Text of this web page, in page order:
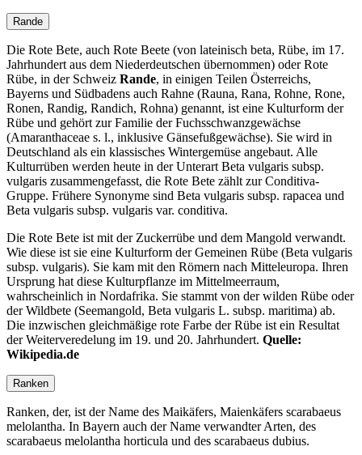
Rande
Die Rote Bete, auch Rote Beete (von lateinisch beta, Rübe, im 17.
Jahrhundert aus dem Niederdeutschen übernommen) oder Rote
Rübe, in der Schweiz Rande, in einigen Teilen Österreichs,
Bayerns und Südbadens auch Rahne (Rauna, Rana, Rohne, Rone,
Ronen, Randig, Randich, Rohna) genannt, ist eine Kulturform der
Rübe und gehört zur Familie der Fuchsschwanzgewächse
(Amaranthaceae s. l., inklusive Gänsefußgewächse). Sie wird in
Deutschland als ein klassisches Wintergemüse angebaut. Alle
Kulturrüben werden heute in der Unterart Beta vulgaris subsp.
vulgaris zusammengefasst, die Rote Bete zählt zur Conditiva-
Gruppe. Frühere Synonyme sind Beta vulgaris subsp. rapacea und
Beta vulgaris subsp. vulgaris var. conditiva.
Die Rote Bete ist mit der Zuckerrübe und dem Mangold verwandt.
Wie diese ist sie eine Kulturform der Gemeinen Rübe (Beta vulgaris
subsp. vulgaris). Sie kam mit den Römern nach Mitteleuropa. Ihren
Ursprung hat diese Kulturpflanze im Mittelmeerraum,
wahrscheinlich in Nordafrika. Sie stammt von der wilden Rübe oder
der Wildbete (Seemangold, Beta vulgaris L. subsp. maritima) ab.
Die inzwischen gleichmäßige rote Farbe der Rübe ist ein Resultat
der Weiterveredelung im 19. und 20. Jahrhundert. Quelle:
Wikipedia.de
Ranken
Ranken, der, ist der Name des Maikäfers, Maienkäfers scarabaeus
melolantha. In Bayern auch der Name verwandter Arten, des
scarabaeus melolantha horticula und des scarabaeus dubius.